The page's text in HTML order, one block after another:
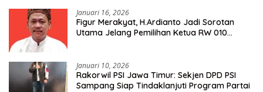
Januari 16, 2026
Figur Merakyat, H.Ardianto Jadi Sorotan
Utama Jelang Pemilihan Ketua RW 010
Januari 10, 2026
Rakorwil PSI Jawa Timur: Sekjen DPD PSI
Sampang Siap Tindaklanjuti Program Partai